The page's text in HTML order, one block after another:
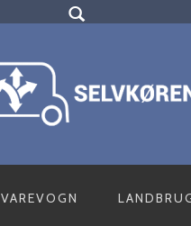
VAREVOGN